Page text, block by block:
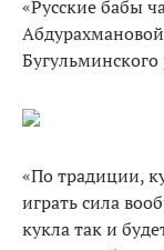
«Русские бабы
«По традиции,
играть сила
кукла так и